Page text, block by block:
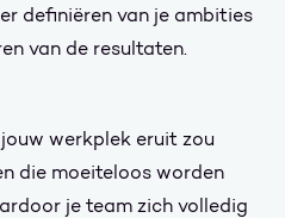
definiëren van je ambities
van de resultaten.
werkplek eruit zou
die moeiteloos worden
je team zich volledig